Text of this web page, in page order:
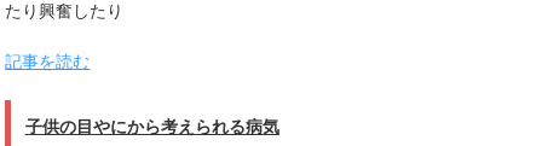
たり興奮したり
記事を読む
子供の目やにから考えられる病気